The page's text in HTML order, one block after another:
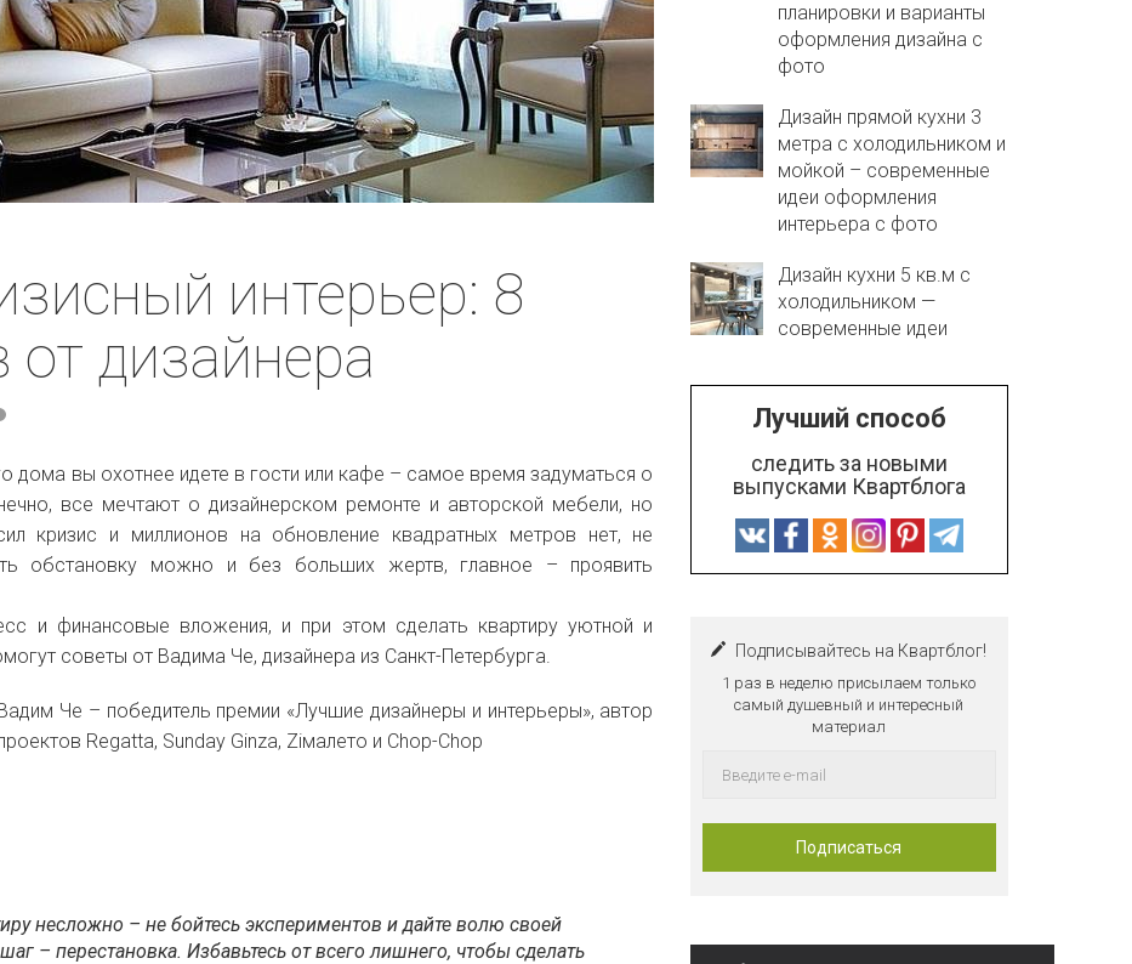
интерьер: 8
от дизайнера
дома вы охотнее идете в гости или кафе – самое время задуматься о
все мечтают о дизайнерском ремонте и авторской мебели, но
кризис и миллионов на обновление квадратных метров нет, не
обстановку можно и без больших жертв, главное – проявить
и финансовые вложения, и при этом сделать квартиру уютной и
советы от Вадима Че, дизайнера из Санкт-Петербурга.
Че – победитель премии «Лучшие дизайнеры и интерьеры», автор
Regatta, Sunday Ginza, Ziмалето и Chop-Chop
несложно – не бойтесь экспериментов и дайте волю своей
– перестановка. Избавьтесь от всего лишнего, чтобы сделать
планировки и варианты
оформления дизайна с
фото
Дизайн прямой кухни 3
метра с холодильником и
мойкой – современные
идеи оформления
интерьера с фото
Дизайн кухни 5 кв.м с
холодильником —
современные идеи
Лучший способ
следить за новыми
выпусками Квартблога
Подписывайтесь на Квартблог!
1 раз в неделю присылаем только
самый душевный и интересный
материал